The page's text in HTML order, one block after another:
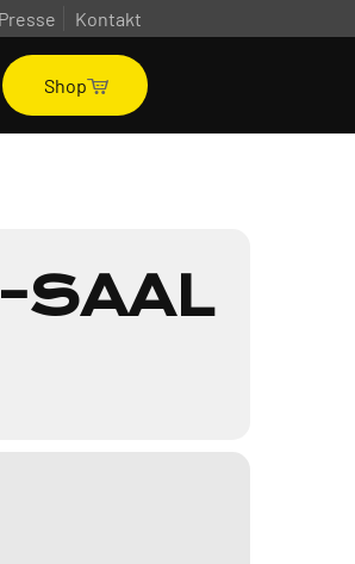
Presse Kontakt
Shop
SAAL